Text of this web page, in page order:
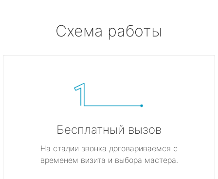
Схема работы
Бесплатный вызов
На стадии звонка договариваемся с
временем визита и выбора мастера.